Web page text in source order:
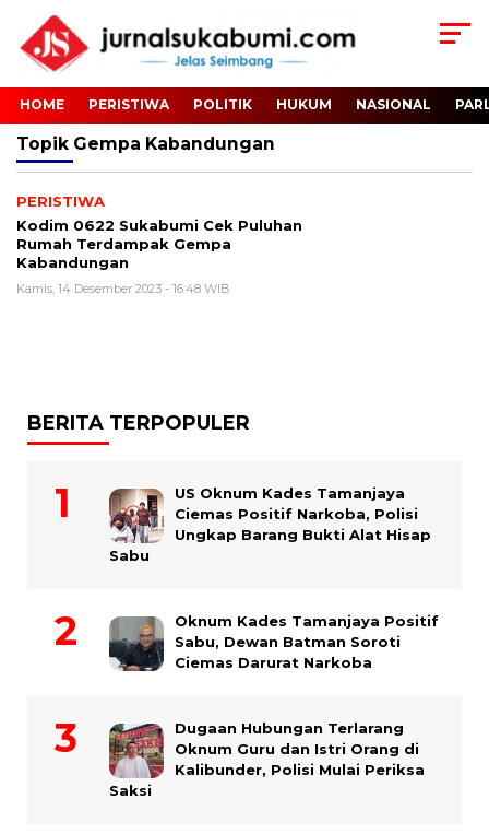
HOME PERISTIWA POLITIK HUKUM NASIONAL
Topik Gempa Kabandungan
PERISTIWA
Kodim 0622 Sukabumi Cek Puluhan
Rumah Terdampak Gempa
Kabandungan
Kamis, 14 Desember 2023 - 16:48 WIB
BERITA TERPOPULER
US Oknum Kades Tamanjaya
Ciemas Positif Narkoba, Polisi
Ungkap Barang Bukti Alat Hisap
Sabu
Oknum Kades Tamanjaya Positif
Sabu, Dewan Batman Soroti
Ciemas Darurat Narkoba
Dugaan Hubungan Terlarang
Oknum Guru dan Istri Orang di
Kalibunder, Polisi Mulai Periksa
Saksi